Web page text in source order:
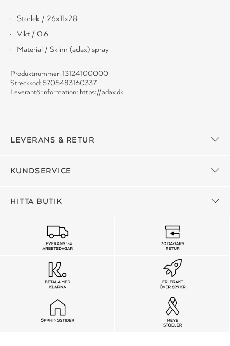
Storlek / 26x11x28
Vikt / 0.6
Material / Skinn (adax) spray
Produktnummer: 13124100000
Streckkod: 5705483160337
Leverantörinformation: https://adax.dk
LEVERANS & RETUR
KUNDSERVICE
HITTA BUTIK